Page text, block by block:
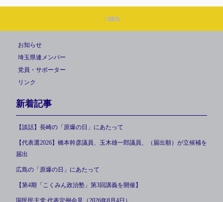
お知らせ
埼玉県連メンバー
党員・サポーター
リンク
新着記事
【談話】長崎の「原爆の日」にあたって
【代表選2026】橋本幹彦議員、玉木雄一郎議員、（届出順）が立候補を
届出
広島の「原爆の日」にあたって
【第4期「こくみん政治塾」第3回講義を開催】